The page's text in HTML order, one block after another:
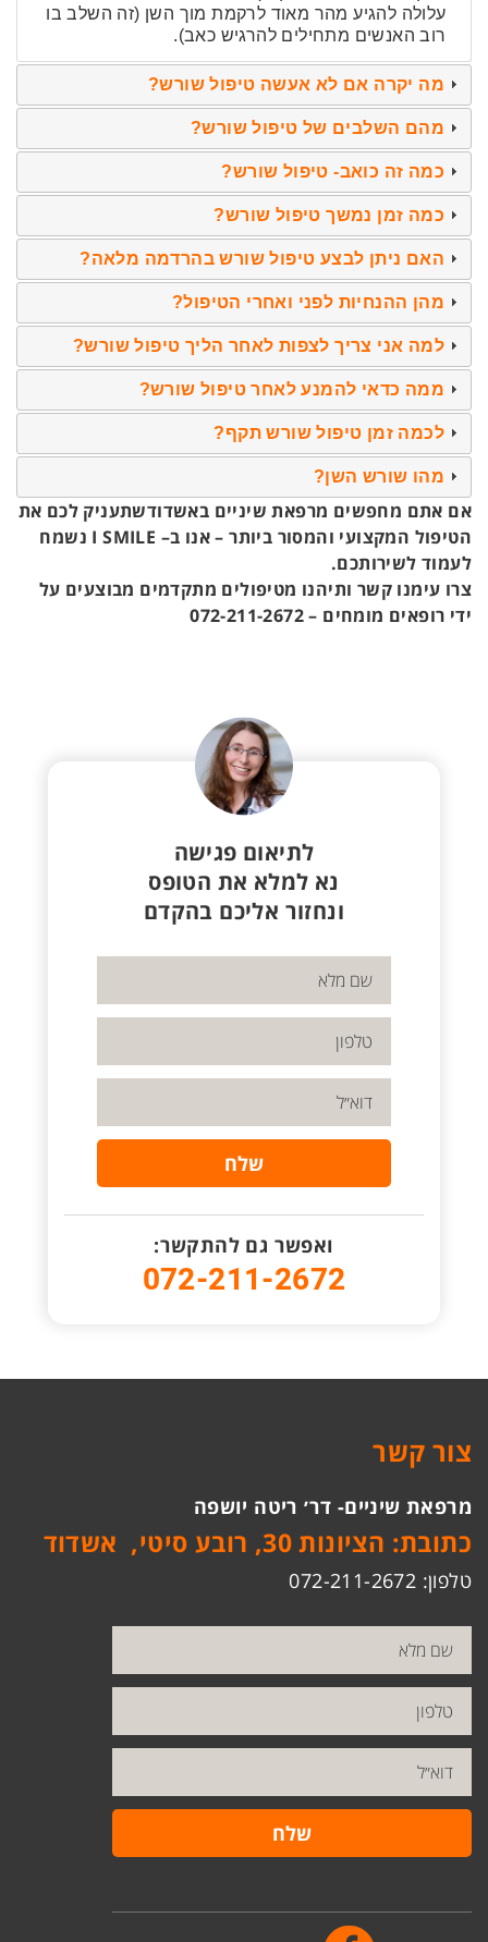
עלולה להגיע מהר מאוד לרקמת מוך השן (זה השלב בו
רוב האנשים מתחילים להרגיש כאב).
מה יקרה אם לא אעשה טיפול שורש?
מהם השלבים של טיפול שורש?
כמה זה כואב- טיפול שורש?
כמה זמן נמשך טיפול שורש?
האם ניתן לבצע טיפול שורש בהרדמה מלאה?
מהן ההנחיות לפני ואחרי הטיפול?
למה אני צריך לצפות לאחר הליך טיפול שורש?
ממה כדאי להמנע לאחר טיפול שורש?
לכמה זמן טיפול שורש תקף?
מהו שורש השן?
אם אתם מחפשים מרפאת שיניים באשדודשתעניק לכם את
הטיפול המקצועי והמסור ביותר –אנו ב– I SMILE
נשמח
לעמוד לשירותכם.
צרו עימנו קשר ותיהנו מטיפולים מתקדמים מבוצעים על
ידי רופאים מומחים –072-211-2672
לתיאום פגישה
נא למלא את הטופס
ונחזור אליכם בהקדם
ואפשר גם להתקשר:
072-211-2672
צור קשר
מרפאת שיניים- דר׳ ריטה יושפה
כתובת: הציונות 30, רובע סיטי, אשדוד
טלפון: 072-211-2672